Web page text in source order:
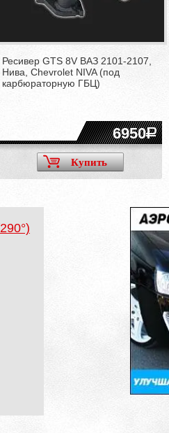
Ресивер GTS 8V ВАЗ 2101-2107,
Нива, Chevrolet NIVA (под
карбюраторную ГБЦ)
6950
Купить